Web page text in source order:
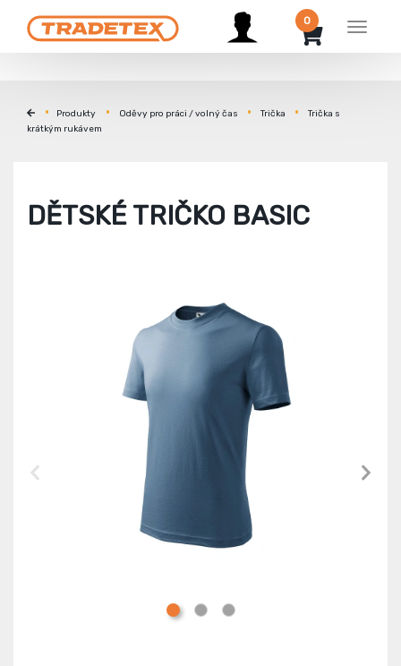
Menu
0
Produkty Oděvy pro práci / volný čas Trička
Trička s
krátkým rukávem
DĚTSKÉ TRIČKO BASIC